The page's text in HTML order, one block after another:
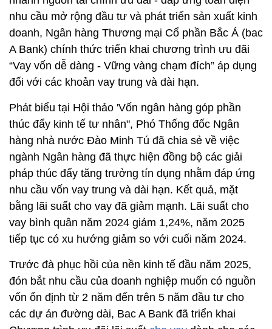
nhu cầu mở rộng đầu tư và phát triển sản xuất kinh
doanh, Ngân hàng Thương mại Cổ phần Bắc Á (bac
A Bank) chính thức triển khai chương trình ưu đãi
“Vay vốn dễ dàng - Vững vàng chạm đích” áp dụng
đối với các khoản vay trung và dài hạn.
Phát biểu tại Hội thảo 'Vốn ngân hàng góp phần
thúc đẩy kinh tế tư nhân", Phó Thống đốc Ngân
hàng nhà nước Đào Minh Tú đã chia sẻ về việc
ngành Ngân hàng đã thực hiện đồng bộ các giải
pháp thúc đẩy tăng trưởng tín dụng nhằm đáp ứng
nhu cầu vốn vay trung và dài hạn. Kết quả, mặt
bằng lãi suất cho vay đã giảm mạnh. Lãi suất cho
vay bình quân năm 2024 giảm 1,24%, năm 2025
tiếp tục có xu hướng giảm so với cuối năm 2024.
Trước đà phục hồi của nền kinh tế đầu năm 2025,
đón bắt nhu cầu của doanh nghiệp muốn có nguồn
vốn ổn định từ 2 năm đến trên 5 năm đầu tư cho
các dự án đường dài, Bac A Bank đã triển khai